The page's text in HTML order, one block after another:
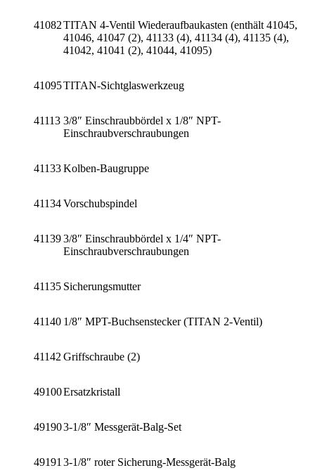
41082TITAN 4-Ventil Wiederaufbaukasten (enthält 41045,
41046, 41047 (2), 41133 (4), 41134 (4), 41135 (4),
41042, 41041 (2), 41044, 41095)
41095TITAN-Sichtglaswerkzeug
41113 3/8″ Einschraubbördel x 1/8″ NPT-
Einschraubverschraubungen
41133Kolben-Baugruppe
41134Vorschubspindel
411393/8″ Einschraubbördel x 1/4″ NPT-
Einschraubverschraubungen
41135 Sicherungsmutter
41140 1/8″ MPT-Buchsenstecker (TITAN 2-Ventil)
41142 Griffschraube (2)
49100Ersatzkristall
491903-1/8″ Messgerät-Balg-Set
49191 3-1/8″ roter Sicherung-Messgerät-Balg